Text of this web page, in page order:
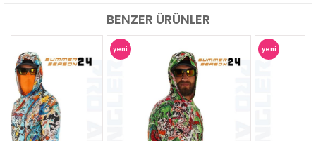
BENZER ÜRÜNLER
ürün ürün